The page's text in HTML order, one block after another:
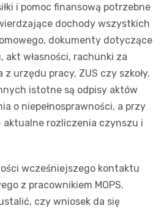
i pomoc finansową potrzebne
dochody wszystkich
dokumenty dotyczące
akt własności, rachunki za
urzędu pracy, ZUS czy szkoły.
istotne są odpisy aktów
o niepełnosprawności, a przy
aktualne rozliczenia czynszu i
wcześniejszego kontaktu
z pracownikiem MOPS.
czy wniosek da się